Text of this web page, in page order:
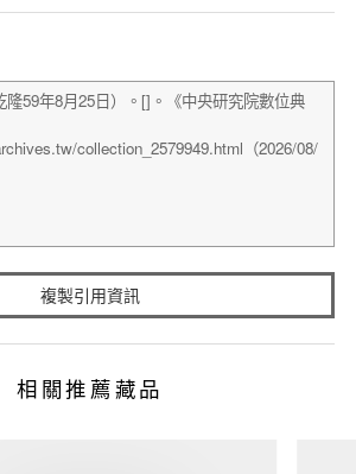
複製引用資訊
相關推薦藏品